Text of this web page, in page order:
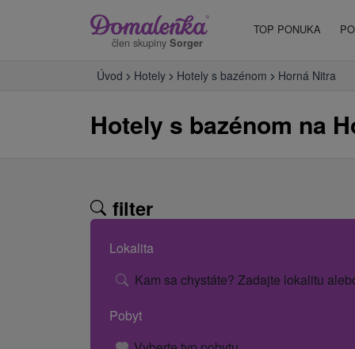
člen skupiny Sorger
TOP PONUKA
Úvod Hotely Hotely s bazénom Horná Nitra
Hotely s bazénom na
filter
Lokalita
Kam sa chystáte? Zadajte lokalitu
Pobyt